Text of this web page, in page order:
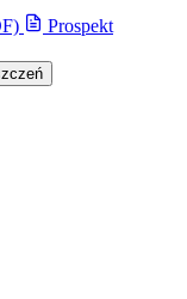
Prospekt